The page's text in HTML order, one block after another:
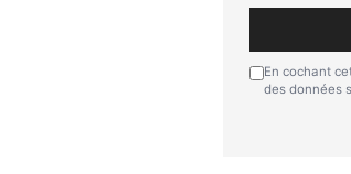
En cochant
des données